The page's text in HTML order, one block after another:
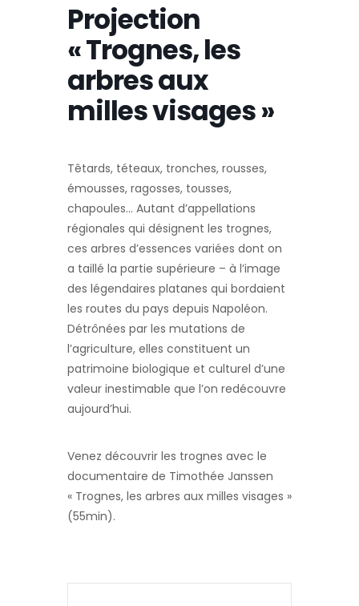
Projection
« Trognes, les
arbres aux
milles visages »
Têtards, téteaux, tronches, rousses,
émousses, ragosses, tousses,
chapoules… Autant d’appellations
régionales qui désignent les trognes,
ces arbres d’essences variées dont on
a taillé la partie supérieure – à l’image
des légendaires platanes qui bordaient
les routes du pays depuis Napoléon.
Détrônées par les mutations de
l’agriculture, elles constituent un
patrimoine biologique et culturel d’une
valeur inestimable que l’on redécouvre
aujourd’hui.
Venez découvrir les trognes avec le
documentaire de Timothée Janssen
« Trognes, les arbres aux milles visages »
(55min).